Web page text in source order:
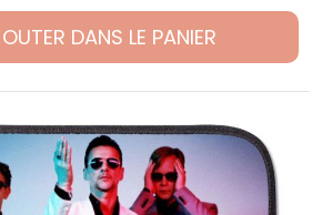
DANS LE PANIER